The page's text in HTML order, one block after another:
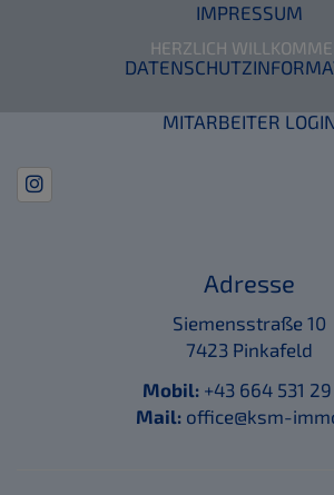
HERZLICH
IMPRESSUM
MITARBEITER
Adresse
Siemensstraße 10
7423 Pinkafeld
Mobil:+43 664 531
Mail: office@ksm-